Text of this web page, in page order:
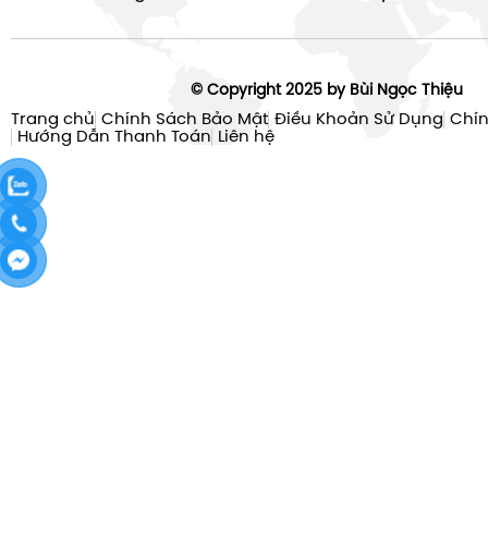
© Copyright 2025 by Bùi Ngọc Thiệu
Trang chủ Chính Sách Bảo Mật Điều Khoản Sử Dụng
Hướng Dẫn Thanh Toán Liên hệ